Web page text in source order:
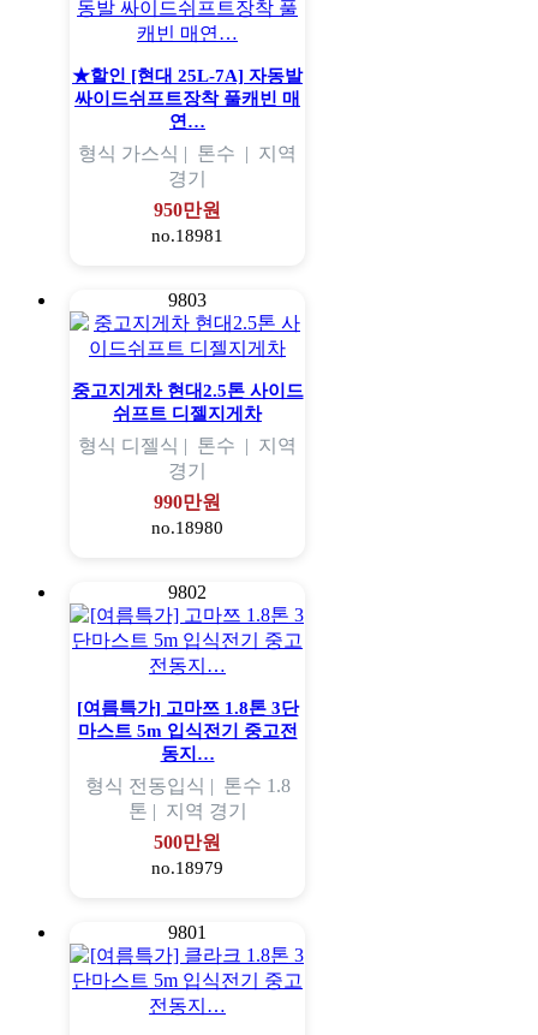
★할인 [현대 25L-7A] 자동발
싸이드쉬프트장착 풀캐빈 매
연…
형식 가스식 | 톤수 | 지역
경기
950만원
no.18981
9803
중고지게차 현대2.5톤 사이드
쉬프트 디젤지게차
형식 디젤식 | 톤수 | 지역
경기
990만원
no.18980
9802
[여름특가] 고마쯔 1.8톤 3단
마스트 5m 입식전기 중고전
동지…
형식 전동입식 | 톤수 1.8
톤 | 지역 경기
500만원
no.18979
9801